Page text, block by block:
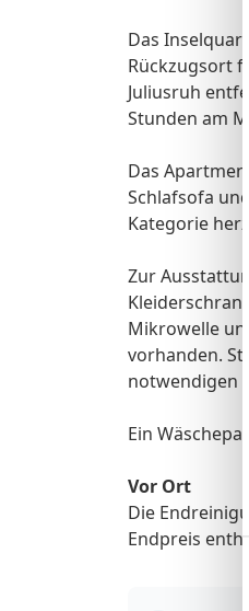
Das
Rückzugsort
Juliusruh
Stunden am
Das
Schlafsofa
Kategorie
Zur
Mikrowelle
vorhanden.
notwendigen
Ein
Vor Ort
Die
Endpreis